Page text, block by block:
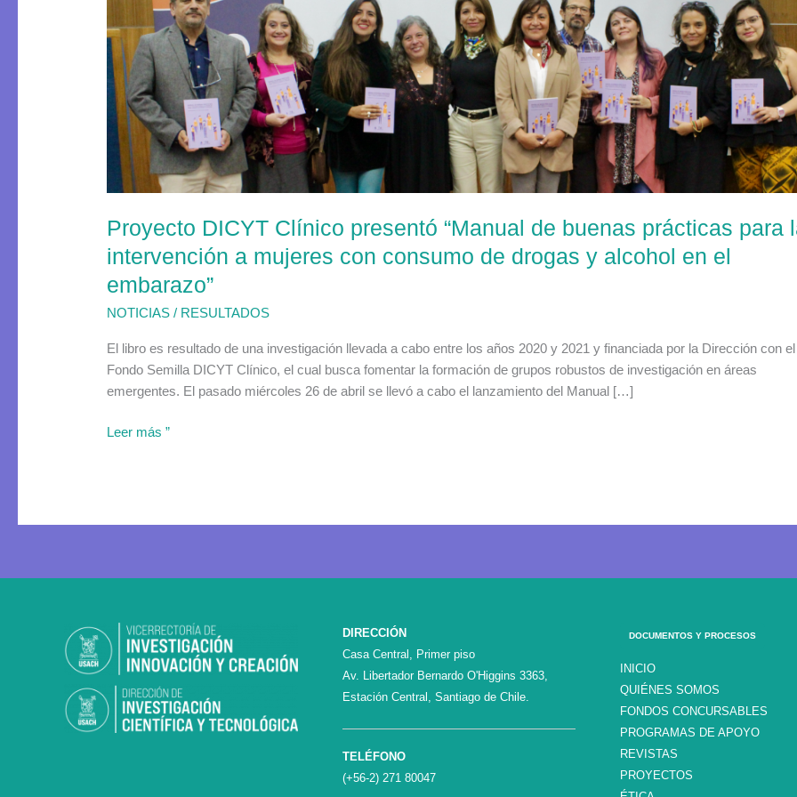
Proyecto DICYT Clínico presentó “Manual de buenas prácticas para
intervención a mujeres con consumo de drogas y alcohol en el
embarazo”
NOTICIAS / RESULTADOS
El libro es resultado de una investigación llevada a cabo entre los años 2020 y 2021 y financiada por la Dirección con el
Fondo Semilla DICYT Clínico, el cual busca fomentar la formación de grupos robustos de investigación en áreas
emergentes. El pasado miércoles 26 de abril se llevó a cabo el lanzamiento del Manual […]
presentó
“Manual
de
buenas
prácticas
para
intervención
mujeres
con
consumo
de
drogas
alcohol
en
el
Leer más ”
DIRECCIÓN
Casa Central, Primer piso
Av. Libertador Bernardo O'Higgins 3363,
Estación Central, Santiago de Chile.
TELÉFONO
(+56-2) 271 80047
DOCUMENTOS Y PROCESOS
INICIO
QUIÉNES SOMOS
FONDOS CONCURSABLES
PROGRAMAS DE APOYO
REVISTAS
PROYECTOS